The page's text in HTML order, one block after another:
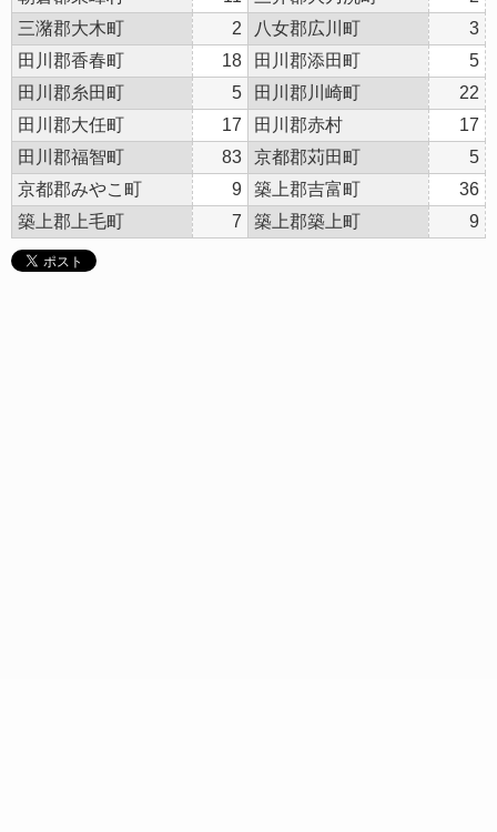
三潴郡大木町
2 八女郡広川町
3
田川郡香春町
18 田川郡添田町
5
田川郡糸田町
5 田川郡川崎町
22
田川郡大任町
17 田川郡赤村
17
田川郡福智町
83 京都郡苅田町
5
京都郡みやこ町
9 築上郡吉富町
36
築上郡上毛町
7 築上郡築上町 9